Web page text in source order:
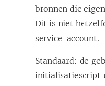
bronnen die
Dit is niet
service-account.
Standaard: de
initialisatiescript